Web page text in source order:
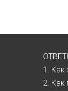
1. Как
2. Как